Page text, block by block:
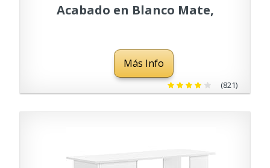
Acabado en Blanco Mate,
(Ancho) x 57 cm (Alto) x 44
cm (Fondo)Más Info
(821)